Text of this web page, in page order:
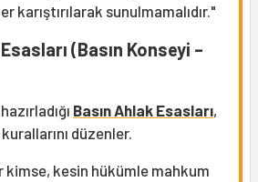
karıştırılarak sunulmamalıdır."
(Basın Konseyi –
Basın Ahlak Esasları,
düzenler.
kimse, kesin hükümle mahkum